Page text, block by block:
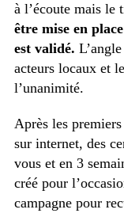
à l’écoute mais
être mise en
est validé.
acteurs locaux et
l’unanimité.
Après les
sur internet, des
vous et en 3
créé pour
campagne pour